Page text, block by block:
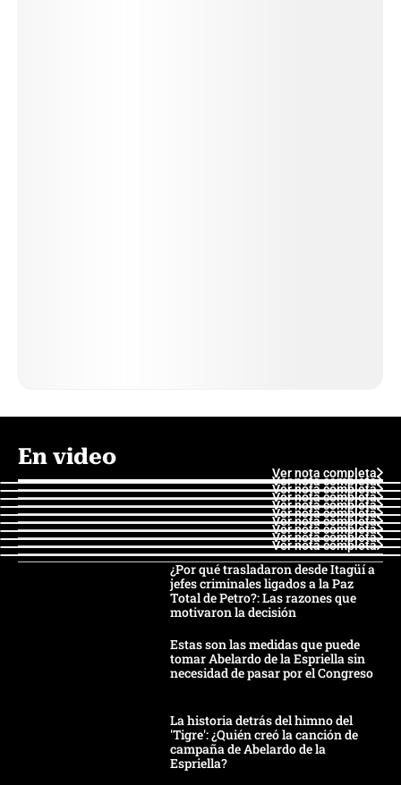
En video
Ver nota completa
Ver nota completa
Ver nota completa
Ver nota completa
Ver nota completa
Ver nota completa
Ver nota completa
Ver nota completa
Ver nota completa
Ver nota completa
¿Por qué trasladaron desde Itagüí a
jefes criminales ligados a la Paz
Total de Petro?: Las razones que
motivaron la decisión
Estas son las medidas que puede
tomar Abelardo de la Espriella sin
necesidad de pasar por el Congreso
La historia detrás del himno del
'Tigre': ¿Quién creó la canción de
campaña de Abelardo de la
Espriella?